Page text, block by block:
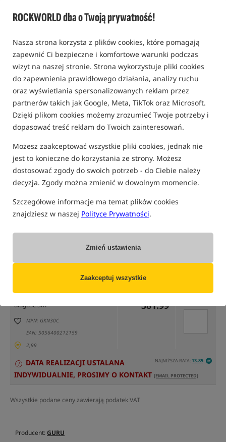
ROCKWORLD dba o Twoją prywatność!
Nasza strona korzysta z plików cookies, które pomagają
zapewnić Ci bezpieczne i komfortowe warunki podczas
wizyt na naszej stronie. Strona wykorzystuje pliki cookies
do zapewnienia prawidłowego działania, analizy ruchu
oraz wyświetlania spersonalizowanych reklam przez
partnerów takich jak Google, Meta, TikTok oraz Microsoft.
Dzięki plikom cookies możemy zrozumieć Twoje potrzeby i
dopasować treść reklam do Twoich zainteresowań.
Możesz zaakceptować wszystkie pliki cookies, jednak nie
jest to konieczne do korzystania ze strony. Możesz
dostosować zgody do swoich potrzeb - do Ciebie należy
decyzja. Zgody można zmienić w dowolnym momencie.
Szczegółowe informacje ma temat plików cookies
znajdziesz w naszej Polityce Prywatności.
Zmień ustawienia
Zaakceptuj wszystkie
0,0
długość 3m
MPN: GKN30C
EAN: 5056400212159
2,99
381.99
NAJNIŻSZA RATA:13.85
DATA REALIZACJI USTALANA
INDYWIDUALNIE, PROSIMY O KONTAKT [EMAIL PROTECTED]
Wszystkie podane ceny zawierają podatek VAT
Producent:GURU